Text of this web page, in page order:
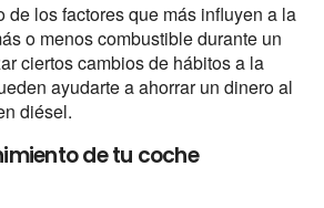
de los factores que más influyen a la
o menos combustible durante un
ciertos cambios de hábitos a la
ayudarte a ahorrar un dinero al
diésel.
de tu coche